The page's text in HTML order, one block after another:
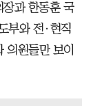
과 한동훈 국
부와 전·현직
의원들만 보이